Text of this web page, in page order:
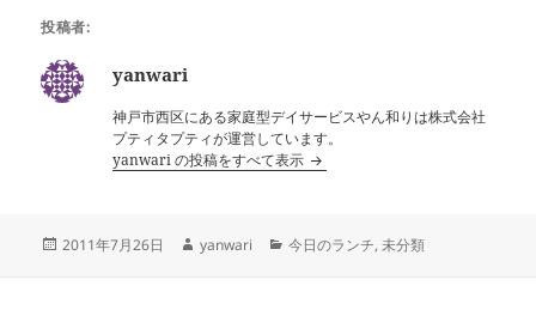
投稿者:
yanwari
神戸市西区にある家庭型デイサービスやん和りは株式会社
プティタプティが運営しています。
yanwari の投稿をすべて表示
投
2011年7月26日
作
yanwari
カ
今日のランチ,未分類